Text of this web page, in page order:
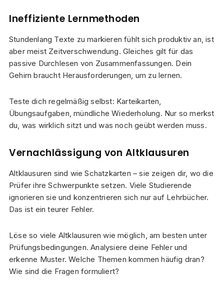
Ineffiziente Lernmethoden
Stundenlang Texte zu markieren fühlt sich produktiv an, ist
aber meist Zeitverschwendung. Gleiches gilt für das
passive Durchlesen von Zusammenfassungen. Dein
Gehirn braucht Herausforderungen, um zu lernen.
Teste dich regelmäßig selbst: Karteikarten,
Übungsaufgaben, mündliche Wiederholung. Nur so merkst
du, was wirklich sitzt und was noch geübt werden muss.
Vernachlässigung von Altklausuren
Altklausuren sind wie Schatzkarten – sie zeigen dir, wo die
Prüfer ihre Schwerpunkte setzen. Viele Studierende
ignorieren sie und konzentrieren sich nur auf Lehrbücher.
Das ist ein teurer Fehler.
Löse so viele Altklausuren wie möglich, am besten unter
Prüfungsbedingungen. Analysiere deine Fehler und
erkenne Muster. Welche Themen kommen häufig dran?
Wie sind die Fragen formuliert?